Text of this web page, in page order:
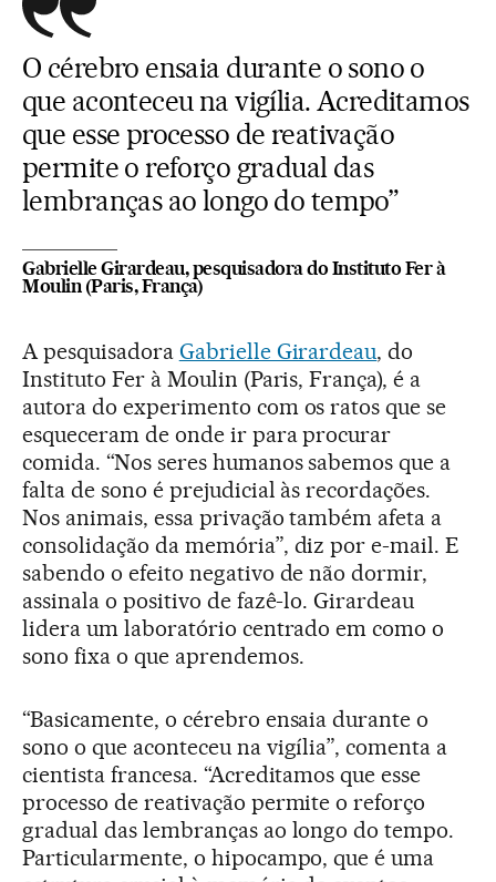
O cérebro ensaia durante o sono o
que aconteceu na vigília. Acreditamos
que esse processo de reativação
permite o reforço gradual das
lembranças ao longo do tempo”
Gabrielle Girardeau, pesquisadora do Instituto Fer à
Moulin (Paris, França)
A pesquisadora Gabrielle Girardeau, do
Instituto Fer à Moulin (Paris, França), é a
autora do experimento com os ratos que se
esqueceram de onde ir para procurar
comida. “Nos seres humanos sabemos que a
falta de sono é prejudicial às recordações.
Nos animais, essa privação também afeta a
consolidação da memória”, diz por e-mail. E
sabendo o efeito negativo de não dormir,
assinala o positivo de fazê-lo. Girardeau
lidera um laboratório centrado em como o
sono fixa o que aprendemos.
“Basicamente, o cérebro ensaia durante o
sono o que aconteceu na vigília”, comenta a
cientista francesa. “Acreditamos que esse
processo de reativação permite o reforço
gradual das lembranças ao longo do tempo.
Particularmente, o hipocampo, que é uma